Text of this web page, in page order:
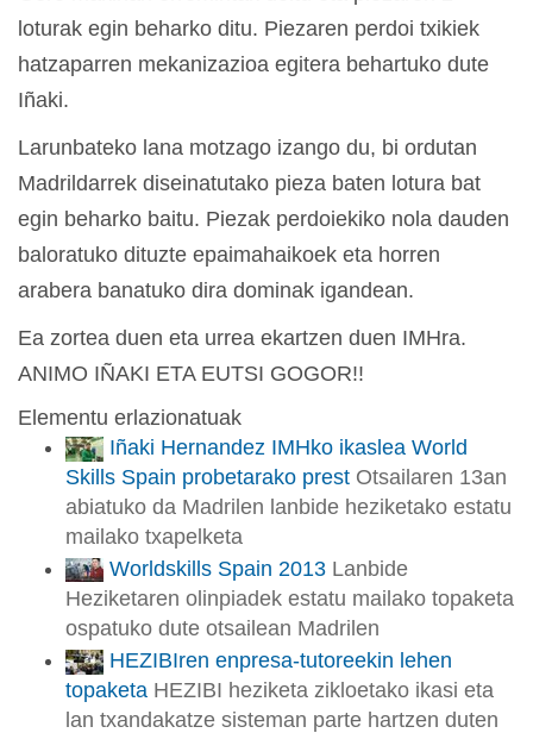
loturak egin beharko ditu. Piezaren perdoi txikiek
hatzaparren mekanizazioa egitera behartuko dute
Iñaki.
Larunbateko lana motzago izango du, bi ordutan
Madrildarrek diseinatutako pieza baten lotura bat
egin beharko baitu. Piezak perdoiekiko nola dauden
baloratuko dituzte epaimahaikoek eta horren
arabera banatuko dira dominak igandean.
Ea zortea duen eta urrea ekartzen duen IMHra.
ANIMO IÑAKI ETA EUTSI GOGOR!!
Elementu erlazionatuak
Iñaki Hernandez IMHko ikaslea World
Skills Spain probetarako prest Otsailaren 13an
abiatuko da Madrilen lanbide heziketako estatu
mailako txapelketa
Worldskills Spain 2013 Lanbide
Heziketaren olinpiadek estatu mailako topaketa
ospatuko dute otsailean Madrilen
HEZIBIren enpresa-tutoreekin lehen
topaketa HEZIBI heziketa zikloetako ikasi eta
lan txandakatze sisteman parte hartzen duten